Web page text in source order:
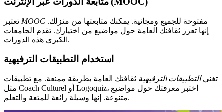
MOOC
إنها تعزز ثقافتك العامة حول مواضيع من اختيارك. تقدم الجامعات
الكبرى هذه الدورات.
استخدام التطبيقات الترفيهية
تغنيالتطبيقات الترفيهية ثقافتك العامة بطريقة ممتعة. مع تطبيقات
مثل Coach Culturel أو Logoquiz، اختبر معرفتك حول مواضيع
متنوعة. إنها وسيلة رائعة للمتعة والتعلم.